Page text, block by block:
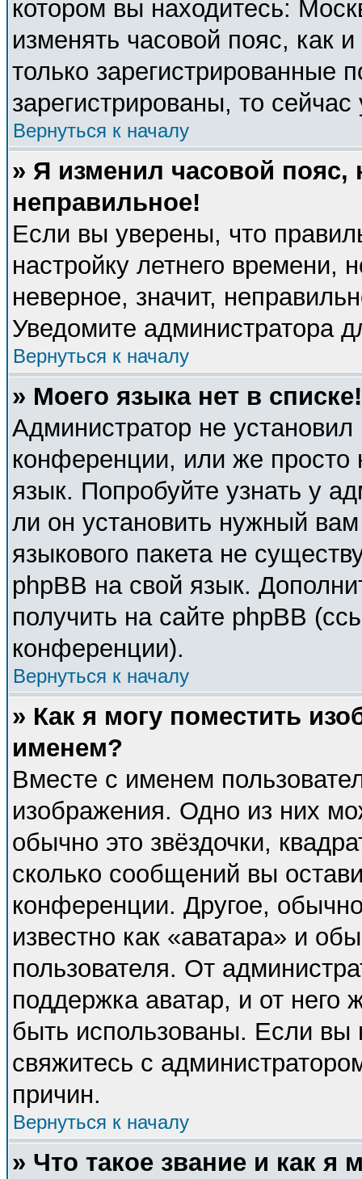
котором вы находитесь:
изменять часовой пояс, как
только зарегистрированные
зарегистрированы, то
Вернуться к началу
» Я изменил часовой пояс,
неправильное!
Если вы уверены, что
настройку летнего времени,
неверное, значит,
Уведомите администратора
Вернуться к началу
» Моего языка нет в списке!
Администратор не
конференции, или же просто
язык. Попробуйте узнать у
ли он установить нужный
языкового пакета не
phpBB на свой язык.
получить на сайте phpBB
конференции).
Вернуться к началу
» Как я могу поместить
именем?
Вместе с именем
изображения. Одно из них
обычно это звёздочки,
сколько сообщений вы
конференции. Другое,
известно как «аватара» и
пользователя. От
поддержка аватар, и от него
быть использованы. Если вы
свяжитесь с
причин.
Вернуться к началу
» Что такое звание и как я